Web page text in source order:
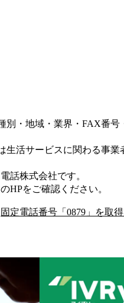
別・地域・業界・FAX番号
生活サービスに関わる事業
話株式会社です。
のHPをご確認ください。
固定電話番号「 0879 」を取